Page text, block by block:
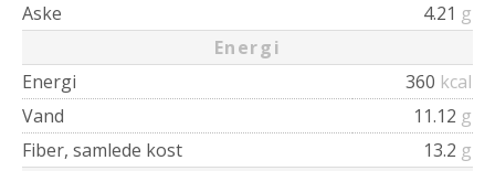
Aske
4.21 g
Energi
Energi
360 kcal
Vand
11.12 g
Fiber, samlede kost
13.2 g